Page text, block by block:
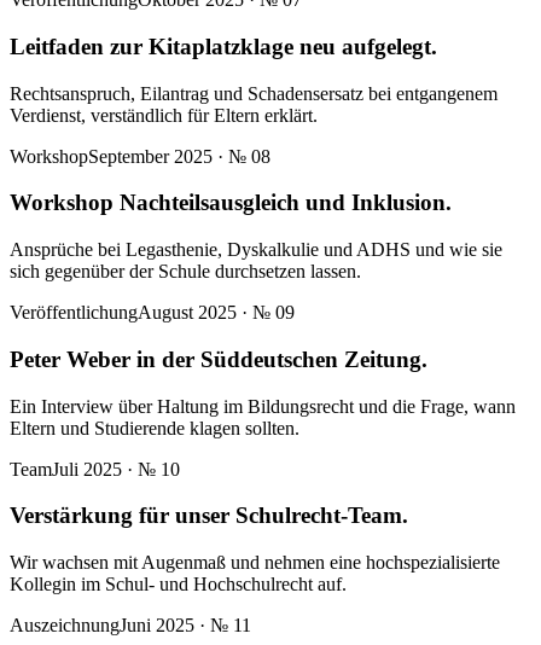
Leitfaden zur Kitaplatzklage neu aufgelegt.
Rechtsanspruch, Eilantrag und Schadensersatz bei entgangenem
Verdienst, verständlich für Eltern erklärt.
WorkshopSeptember 2025 · № 08
Workshop Nachteilsausgleich und Inklusion.
Ansprüche bei Legasthenie, Dyskalkulie und ADHS und wie sie
sich gegenüber der Schule durchsetzen lassen.
VeröffentlichungAugust 2025 · № 09
Peter Weber in der Süddeutschen Zeitung.
Ein Interview über Haltung im Bildungsrecht und die Frage, wann
Eltern und Studierende klagen sollten.
TeamJuli 2025 · № 10
Verstärkung für unser Schulrecht-Team.
Wir wachsen mit Augenmaß und nehmen eine hochspezialisierte
Kollegin im Schul- und Hochschulrecht auf.
AuszeichnungJuni 2025 · № 11